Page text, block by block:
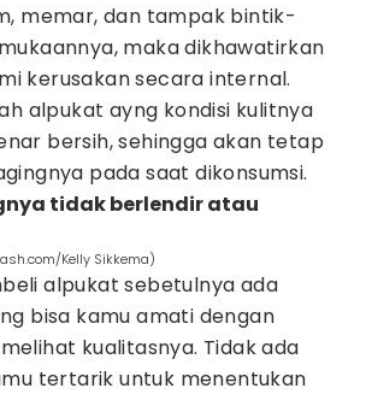
memar, dan tampak bintik-
maka dikhawatirkan
kerusakan secara internal.
alpukat ayng kondisi kulitnya
bersih, sehingga akan tetap
pada saat dikonsumsi.
tidak berlendir atau
Kelly Sikkema)
alpukat sebetulnya ada
bisa kamu amati dengan
kualitasnya. Tidak ada
tertarik untuk menentukan